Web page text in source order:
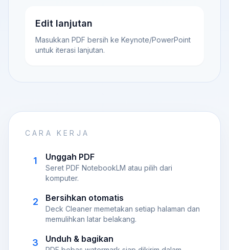
Edit lanjutan
Masukkan PDF bersih ke Keynote/PowerPoint
untuk iterasi lanjutan.
CARA KERJA
1 Unggah PDF
Seret PDF NotebookLM atau pilih dari
komputer.
2 Bersihkan otomatis
Deck Cleaner memetakan setiap halaman dan
memulihkan latar belakang.
3 Unduh & bagikan